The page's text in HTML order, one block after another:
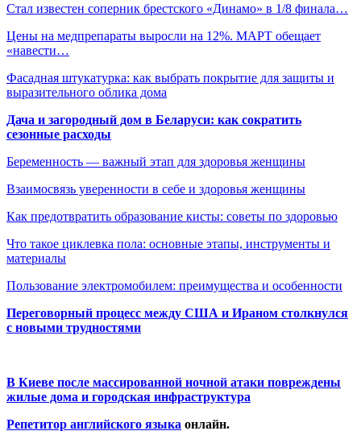
Стал известен соперник брестского «Динамо» в 1/8 финала…
Цены на медпрепараты выросли на 12%. МАРТ обещает
«навести…
Фасадная штукатурка: как выбрать покрытие для защиты и
выразительного облика дома
Дача и загородный дом в Беларуси: как сократить
сезонные расходы
Беременность — важный этап для здоровья женщины
Взаимосвязь уверенности в себе и здоровья женщины
Как предотвратить образование кисты: советы по здоровью
Что такое циклевка пола: основные этапы, инструменты и
материалы
Пользование электромобилем: преимущества и особенности
Переговорный процесс между США и Ираном столкнулся
с новыми трудностями
В Киеве после массированной ночной атаки повреждены
жилые дома и городская инфраструктура
Репетитор английского языка онлайн.